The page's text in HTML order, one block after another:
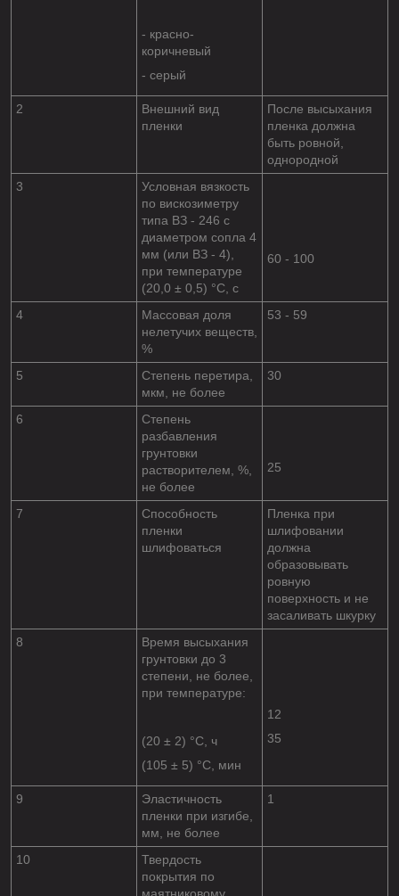
- красно-
коричневый
- серый
2
Внешний вид
пленки
После высыхания
пленка должна
быть ровной,
однородной
3
Условная вязкость
по вискозиметру
типа ВЗ - 246 с
диаметром сопла 4
мм (или ВЗ - 4),
при температуре
(20,0 ± 0,5) °С, с
60 - 100
4
Массовая доля
нелетучих веществ,
%
53 - 59
5
Степень перетира,
мкм, не более
30
6
Степень
разбавления
грунтовки
растворителем, %,
не более
25
7
Способность
пленки
шлифоваться
Пленка при
шлифовании
должна
образовывать
ровную
поверхность и не
засаливать шкурку
8
Время высыхания
грунтовки до 3
степени, не более,
при температуре:
(20 ± 2) °С, ч
(105 ± 5) °С, мин
12
35
9
Эластичность
пленки при изгибе,
мм, не более
1
10
Твердость
покрытия по
маятниковому